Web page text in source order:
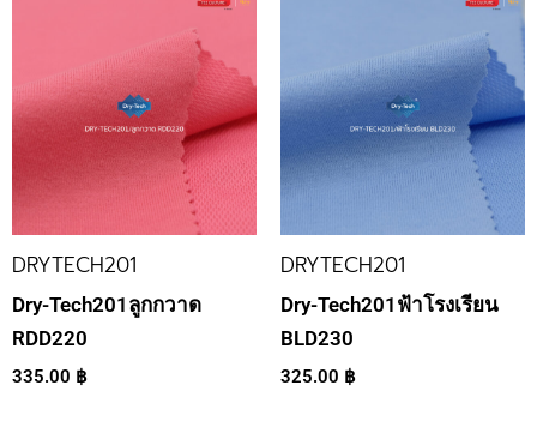
DRYTECH201
Dry-Tech201ลูกกวาด
RDD220
335.00 ฿
DRYTECH201
Dry-Tech201ฟ้าโรงเรียน
BLD230
325.00 ฿